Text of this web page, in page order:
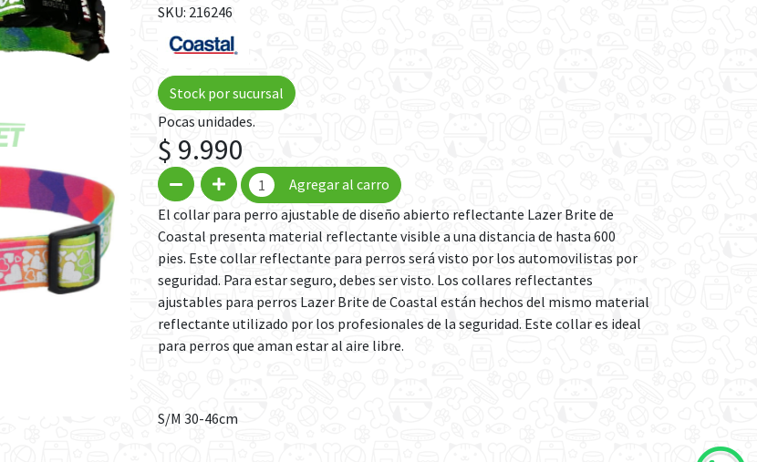
SKU: 216246
Stock por sucursal
Pocas unidades.
$ 9.990
Agregar al carro
El collar para perro ajustable de diseño abierto reflectante Lazer Brite de
Coastal presenta material reflectante visible a una distancia de hasta 600
pies. Este collar reflectante para perros será visto por los automovilistas por
seguridad. Para estar seguro, debes ser visto. Los collares reflectantes
ajustables para perros Lazer Brite de Coastal están hechos del mismo material
reflectante utilizado por los profesionales de la seguridad. Este collar es ideal
para perros que aman estar al aire libre.
S/M 30-46cm